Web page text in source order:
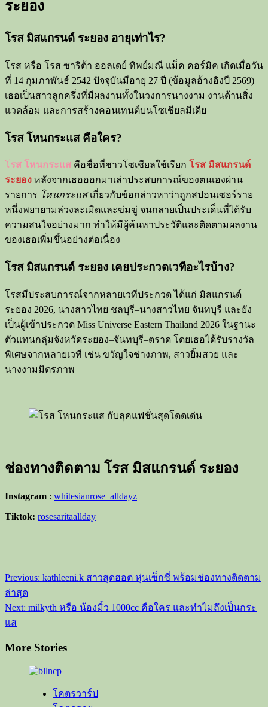
ระยอง
โรส มิสแกรนด์ ระยอง อายุเท่าไร?
โรส หรือ โรส ซาริต้า ออลเดย์ ทิพย์มณี แม็ค คอร์มิค เกิดเมื่อวัน
ที่ 14 กุมภาพันธ์ 2542 ปัจจุบันมีอายุ 27 ปี (ข้อมูลอ้างอิงปี 2569)
เธอเป็นสาวลูกครึ่งที่มีผลงานทั้งในวงการนางงาม งานด้านสิ่ง
แวดล้อม และการสร้างคอนเทนต์บนโซเชียลมีเดีย
โรส โหนกระแส คือใคร?
โรส โหนกระแส คือชื่อที่ชาวโซเชียลใช้เรียก โรส มิสแกรนด์
ระยอง หลังจากเธอออกมาเล่าประสบการณ์ของตนเองผ่าน
รายการ โหนกระแสเกี่ยวกับข้อกล่าวหาว่าถูกสปอนเซอร์ราย
หนึ่งพยายามล่วงละเมิดและข่มขู่ จนกลายเป็นประเด็นที่ได้รับ
ความสนใจอย่างมาก ทำให้มีผู้ค้นหาประวัติและติดตามผลงาน
ของเธอเพิ่มขึ้นอย่างต่อเนื่อง
โรส มิสแกรนด์ ระยอง เคยประกวดเวทีอะไรบ้าง?
โรสมีประสบการณ์จากหลายเวทีประกวด ได้แก่ มิสแกรนด์
ระยอง 2026, นางสาวไทย ชลบุรี–นางสาวไทย จันทบุรี และยัง
เป็นผู้เข้าประกวด Miss Universe Eastern Thailand 2026 ในฐานะ
ตัวแทนกลุ่มจังหวัดระยอง–จันทบุรี–ตราด โดยเธอได้รับรางวัล
พิเศษจากหลายเวที เช่น ขวัญใจช่างภาพ, สาวยิ้มสวย และ
นางงามมิตรภาพ
ช่องทางติดตาม โรส มิสแกรนด์ ระยอง
Instagram : whitesianrose_alldayz
Tiktok: rosesaritaallday
Post
navigation
Previous: kathleeni.k สาวสุดฮอต หุ่นเซ็กซี่ พร้อมช่องทางติดตาม
ล่าสุด
Next: milkyth หรือ น้องมิ้ว 1000cc คือใคร และทำไมถึงเป็นกระ
แส
More Stories
โคตรวาร์ป